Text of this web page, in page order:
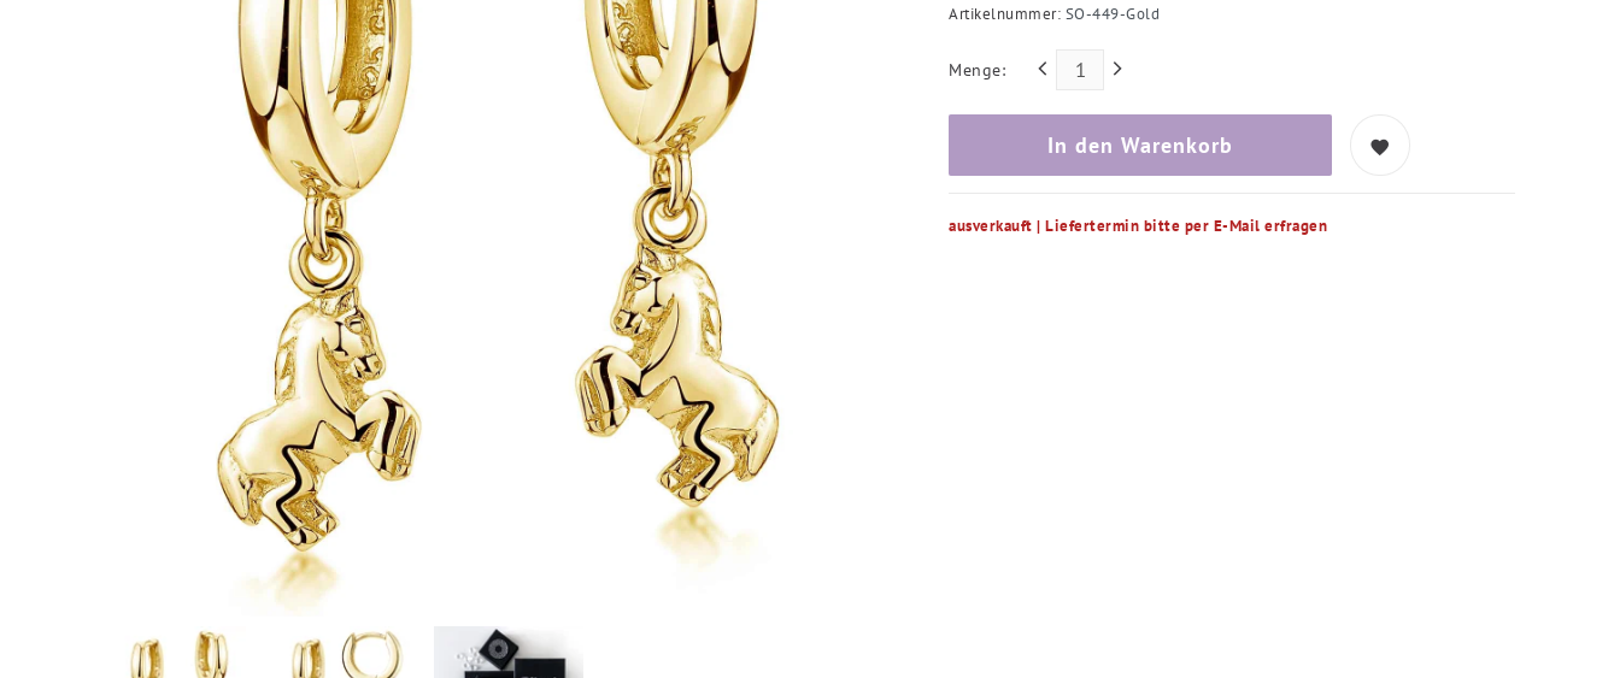
Artikelnummer: SO-449-Gold
Menge:
In den Warenkorb
ausverkauft | Liefertermin bitte per E-Mail erfragen